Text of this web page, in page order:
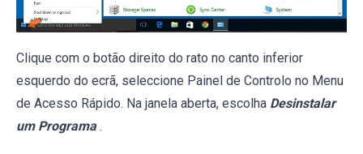
Clique com o botão direito do rato no canto inferior
esquerdo do ecrã, seleccione Painel de Controlo no Menu
de Acesso Rápido. Na janela aberta, escolha Desinstalar
um Programa .